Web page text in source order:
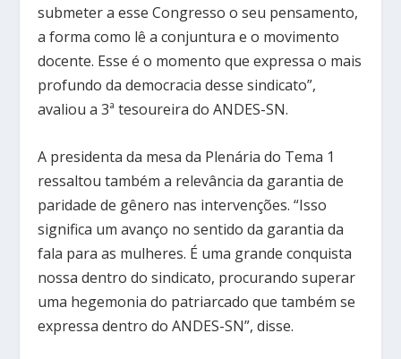
submeter a esse Congresso o seu pensamento,
a forma como lê a conjuntura e o movimento
docente. Esse é o momento que expressa o mais
profundo da democracia desse sindicato”,
avaliou a 3ª tesoureira do ANDES-SN.
A presidenta da mesa da Plenária do Tema 1
ressaltou também a relevância da garantia de
paridade de gênero nas intervenções. “Isso
significa um avanço no sentido da garantia da
fala para as mulheres. É uma grande conquista
nossa dentro do sindicato, procurando superar
uma hegemonia do patriarcado que também se
expressa dentro do ANDES-SN”, disse.